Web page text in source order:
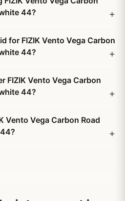
44?
for FIZIK Vento Vega Carbon
44?
FIZIK Vento Vega Carbon
44?
Vento Vega Carbon Road